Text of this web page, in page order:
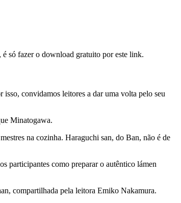
só fazer o download gratuito por este link.
convidamos leitores a dar uma volta pelo seu
Minatogawa.
na cozinha. Haraguchi san, do Ban, não é de
participantes como preparar o autêntico lámen
compartilhada pela leitora Emiko Nakamura.